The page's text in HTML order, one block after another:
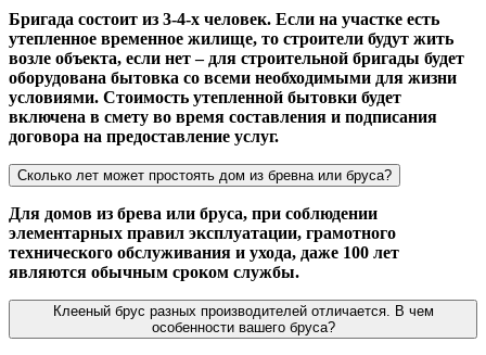
Бригада состоит из 3-4-х человек. Если на участке есть
утепленное временное жилище, то строители будут жить
возле объекта, если нет – для строительной бригады будет
оборудована бытовка со всеми необходимыми для жизни
условиями. Стоимость утепленной бытовки будет
включена в смету во время составления и подписания
договора на предоставление услуг.
Сколько лет может простоять дом из бревна или бруса?
Для домов из брева или бруса, при соблюдении
элементарных правил эксплуатации, грамотного
технического обслуживания и ухода, даже 100 лет
являются обычным сроком службы.
Клееный брус разных производителей отличается. В чем
особенности вашего бруса?